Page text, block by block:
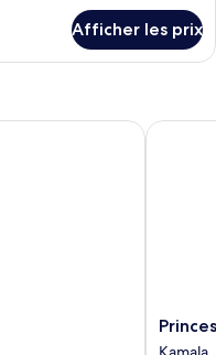
Afficher les prix
Princess
Kamala